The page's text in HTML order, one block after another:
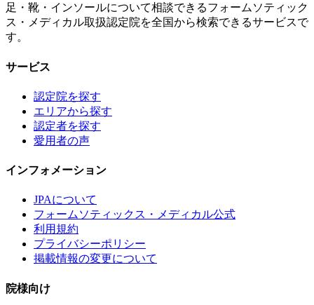
足・靴・インソールについて相談できるフォームソティック
ス・メディカル取扱認定院を全国から検索できるサービスで
す。
サービス
認定院を探す
エリアから探す
認定者を探す
愛用者の声
インフォメーション
JPAについて
フォームソティックス・メディカル公式
利用規約
プライバシーポリシー
掲載情報の変更について
院様向け